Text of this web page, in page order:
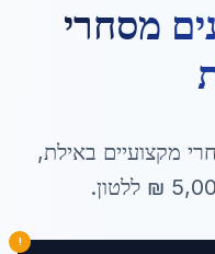
מסחרי
מקצועיים באילת,
₪ ללטון.
!